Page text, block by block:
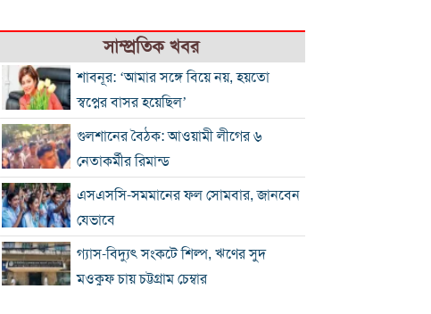
সাম্প্রতিক খবর
শাবনূর: ‘আমার সঙ্গে বিয়ে নয়, হয়তো
স্বপ্নের বাসর হয়েছিল’
গুলশানের বৈঠক: আওয়ামী লীগের ৬
নেতাকর্মীর রিমান্ড
এসএসসি-সমমানের ফল সোমবার, জানবেন
যেভাবে
গ্যাস-বিদ্যুৎ সংকটে শিল্প, ঋণের সুদ
মওকুফ চায় চট্টগ্রাম চেম্বার